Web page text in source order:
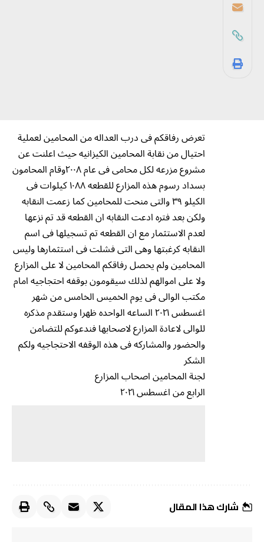
تعرض رفاقكم فى درب العداله من المحامين لعملية
احتيال من نقابة المحامين الكيزانيه حيث اعلنت عن
مشروع مزرعه لكل محامى فى عام ٢٠٠٨وقام المحامون
بسداد رسوم هذه المزارع للقطعه ١٠٨٨ كيلوات فى
الكيلو ٣٩ والتى منحت للمحامين كما زعمت النقابه
ولكن بعد فتره ادعت النقابه ان القطعه قد تم نزعها
لعدم الاستثمار مع ان القطعه تم تسجيلها فى اسم
النقابه كرغبتها وهى التى فشلت فى استثمارها وليس
المحامين ولم يحصل رفاقكم المحامين لا على المزارع
ولا على اموالهم لذلك سيقومون بوقفه احتجاجيه امام
مكتب الوالى فى يوم الخميس الخامس من شهر
اغسطس ٢٠٢١ الساعه الواحده ظهرا وستقدم مذكره
للوالى لاعادة المزارع لاصحابها فندعوكم للتضامن
والحضور والمشاركه فى هذه الوقفه الاحتجاجيه ولكم
الشكر
لجنة المحامين اصحاب المزارع
الرابع من اغسطس ٢٠٢١
شارك هذا المقال